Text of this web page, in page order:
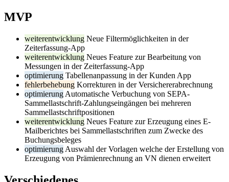
MVP
weiterentwicklung Neue Filtermöglichkeiten in der
Zeiterfassung-App
weiterentwicklung Neues Feature zur Bearbeitung von
Messungen in der Zeiterfassung-App
optimierung Tabellenanpassung in der Kunden App
fehlerbehebung Korrekturen in der Versichererabrechnung
optimierung Automatische Verbuchung von SEPA-
Sammellastschrift-Zahlungseingängen bei mehreren
Sammellastschriftpositionen
weiterentwicklung Neues Feature zur Erzeugung eines E-
Mailberichtes bei Sammellastschriften zum Zwecke des
Buchungsbeleges
optimierung Auswahl der Vorlagen welche der Erstellung von
Erzeugung von Prämienrechnung an VN dienen erweitert